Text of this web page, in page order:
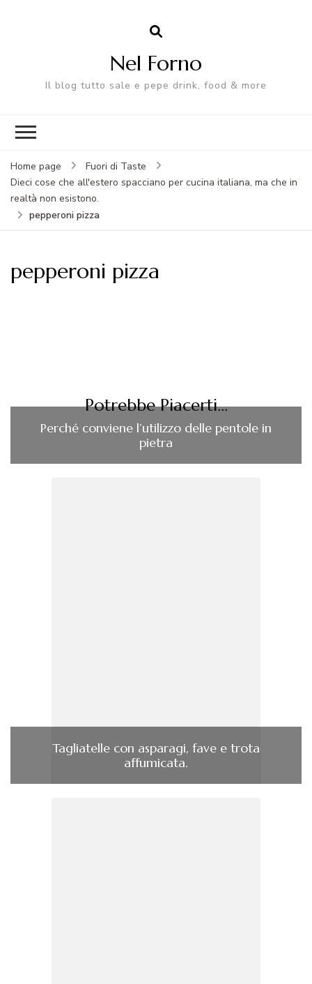
Nel Forno
Il blog tutto sale e pepe drink, food & more
Home page
Fuori di Taste
Dieci cose che all'estero spacciano per cucina italiana, ma che in
realtà non esistono.
pepperoni pizza
pepperoni pizza
Potrebbe Piacerti...
Perché conviene l’utilizzo delle pentole in
pietra
Tagliatelle con asparagi, fave e trota
affumicata.